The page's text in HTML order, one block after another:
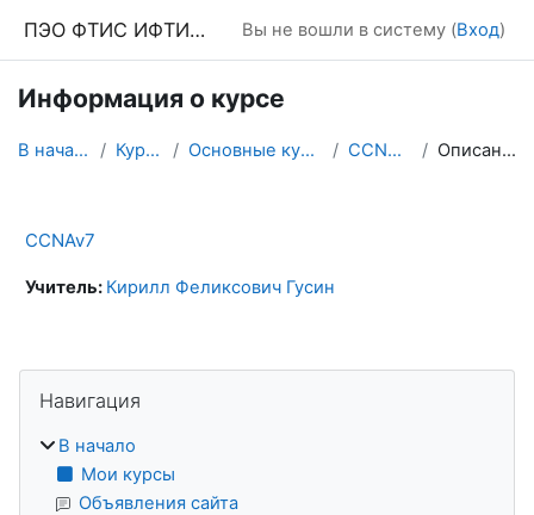
ПЭО ФТИС ИФТИС МПГУ Вы не вошли в систему (Вход)
Информация о курсе
В начало Курсы Основные курсы CCNAv7 Описание
CCNAv7
Учитель: Кирилл Феликсович Гусин
Блоки
Навигация
В начало
Мои курсы
Объявления сайта